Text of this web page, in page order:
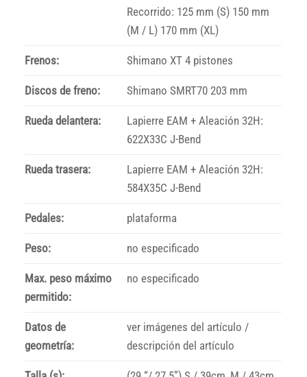
Recorrido: 125 mm (S) 150 mm
(M / L) 170 mm (XL)
Frenos: Shimano XT 4 pistones
Discos de freno: Shimano SMRT70 203 mm
Rueda delantera:
Lapierre EAM + Aleación 32H:
622X33C J-Bend
Rueda trasera:
Lapierre EAM + Aleación 32H:
584X35C J-Bend
Pedales: plataforma
Peso: no especificado
Max. peso máximo
permitido:
no especificado
Datos de
geometría:
ver imágenes del artículo /
descripción del artículo